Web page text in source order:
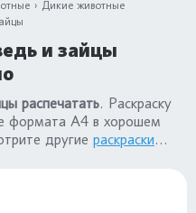
Дикие животные
и зайцы
распечатать. Раскраску
формата А4 в хорошем
другие раскраски